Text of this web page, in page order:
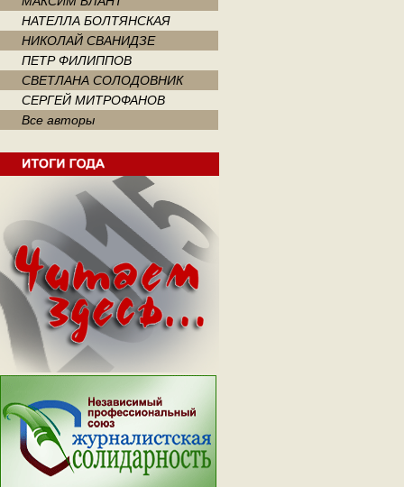
НАТЕЛЛА БОЛТЯНСКАЯ
НИКОЛАЙ СВАНИДЗЕ
ПЕТР ФИЛИППОВ
СВЕТЛАНА СОЛОДОВНИК
СЕРГЕЙ МИТРОФАНОВ
Все авторы